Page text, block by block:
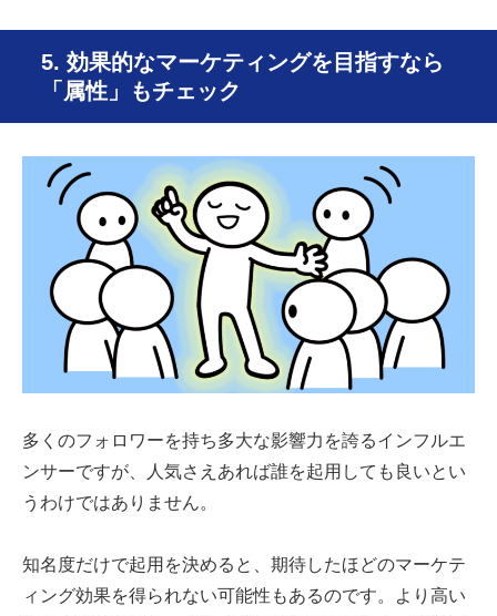
5. 効果的なマーケティングを目指すなら
「属性」もチェック
多くのフォロワーを持ち多大な影響力を誇るインフルエ
ンサーですが、人気さえあれば誰を起用しても良いとい
うわけではありません。
知名度だけで起用を決めると、期待したほどのマーケテ
ィング効果を得られない可能性もあるのです。より高い